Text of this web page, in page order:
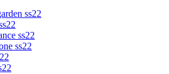
ss22
ss22
ss22